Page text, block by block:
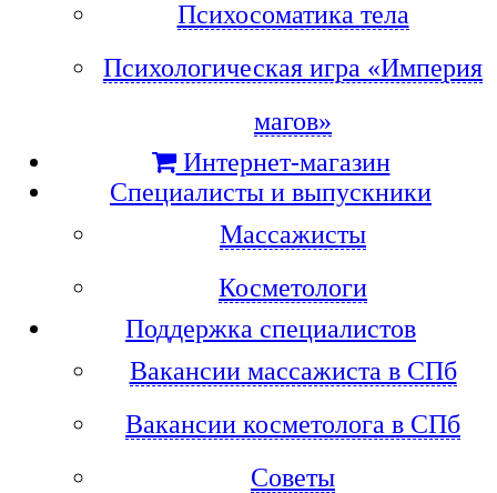
Психосоматика тела
Психологическая игра «Империя
магов»
Интернет-магазин
Специалисты и выпускники
Массажисты
Косметологи
Поддержка специалистов
Вакансии массажиста в СПб
Вакансии косметолога в СПб
Советы